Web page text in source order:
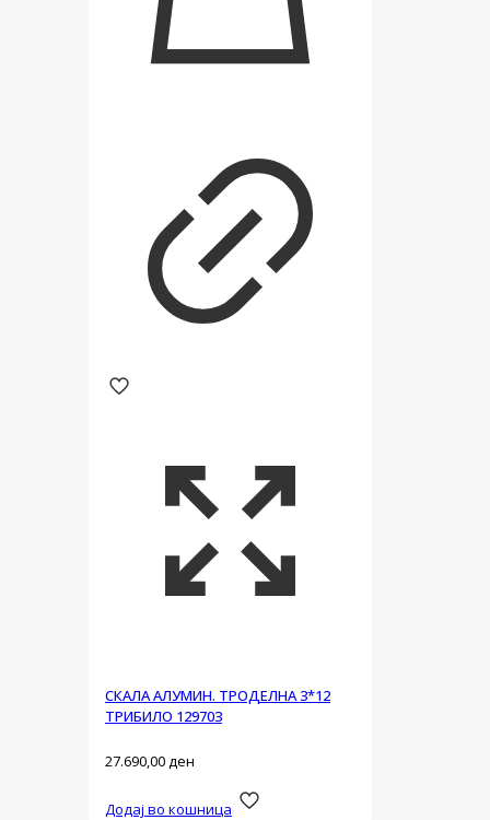
СКАЛА АЛУМИН. ТРОДЕЛНА 3*12
ТРИБИЛО 129703
27.690,00ден
Додај во кошница